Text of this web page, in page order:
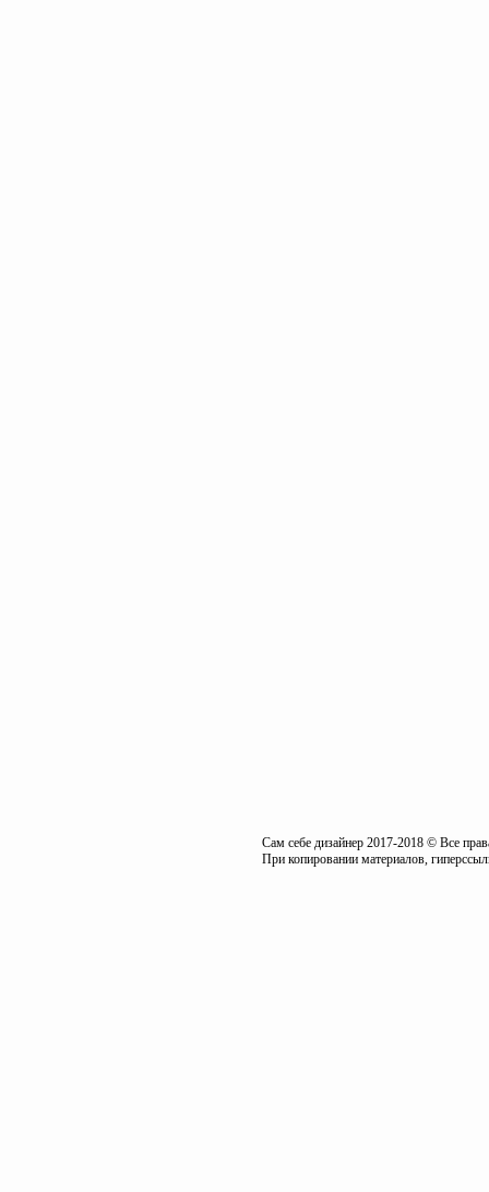
Сам себе дизайнер 2017-2018 © Все
При копировании материалов,